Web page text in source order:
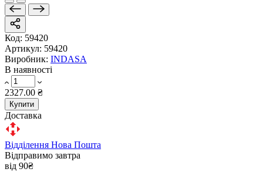
Код: 59420
Артикул: 59420
Виробник: INDASA
В наявності
2327.00 ₴
Купити
Доставка
Відділення Нова Пошта
Відправимо завтра
від 90₴